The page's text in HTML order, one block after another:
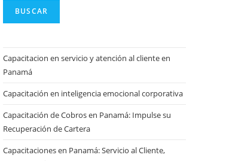
BUSCAR
Capacitacion en servicio y atención al cliente en
Panamá
Capacitación en inteligencia emocional corporativa
Capacitación de Cobros en Panamá: Impulse su
Recuperación de Cartera
Capacitaciones en Panamá: Servicio al Cliente,